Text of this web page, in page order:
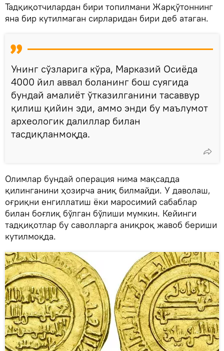
Тадқиқотчилардан бири топилмани Жарқўтоннинг
яна бир кутилмаган сирларидан бири деб атаган.
Унинг сўзларига кўра, Марказий Осиёда
4000 йил аввал боланинг бош суягида
бундай амалиёт ўтказилганини тасаввур
қилиш қийин эди, аммо энди бу маълумот
археологик далиллар билан
тасдиқланмоқда.
Олимлар бундай операция нима мақсадда
қилинганини ҳозирча аниқ билмайди. У даволаш,
оғриқни енгиллатиш ёки маросимий сабаблар
билан боғлиқ бўлган бўлиши мумкин. Кейинги
тадқиқотлар бу саволларга аниқроқ жавоб бериши
кутилмоқда.